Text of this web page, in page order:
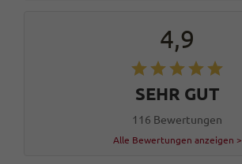
4,9
SEHR GUT
116 Bewertungen
Alle Bewertungen anzeigen >